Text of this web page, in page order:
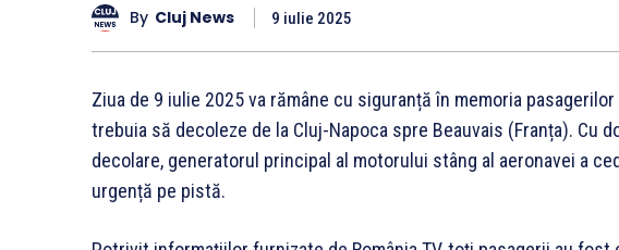
By Cluj News 9 iulie 2025
Ziua de 9 iulie 2025 va rămâne cu siguranță în memoria
trebuia să decoleze de la Cluj-Napoca spre Beauvais (Franța). Cu
decolare, generatorul principal al motorului stâng al aeronavei a
urgență pe pistă.